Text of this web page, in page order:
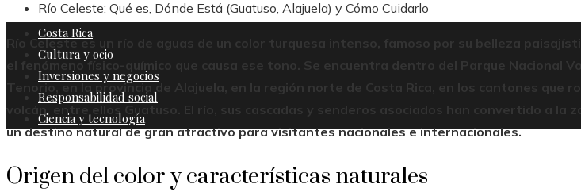
Costa Rica
Cultura y ocio
Inversiones y negocios
Responsabilidad social
Ciencia y tecnología
Río Celeste: Qué es, Dónde Está (Guatuso, Alajuela) y Cómo Cuidarlo
Río Celeste es un río de aguas de un color turquesa intenso, famoso por su belleza
el fenómeno físico-químico que causa ese tono. Se encuentra dentro del Parque Nacional
Tenorio, en la provincia de Alajuela, en la región norte de Costa Rica, en los cantones que
volcán, entre ellos Guatuso. El río, sus cascadas y senderos asociados han convertido a la
un destino natural de gran atractivo para visitantes nacionales e internacionales.
Origen del color y características naturales